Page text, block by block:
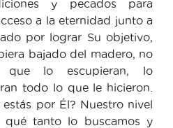
y pecados para
a la eternidad junto a
por lograr Su objetivo,
bajado del madero, no
que lo escupieran, lo
todo lo que le hicieron.
por Él? Nuestro nivel
qué tanto lo buscamos y